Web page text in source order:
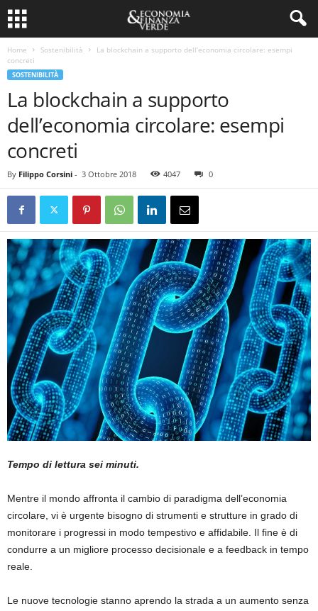
Home Sostenibilità
La blockchain a supporto dell’economia circolare: esempi
concreti
SOSTENIBILITÀ
La blockchain a supporto
dell’economia circolare: esempi
concreti
By Filippo Corsini - 3 Ottobre 2018 4047 0
Tempo di lettura sei minuti.
Mentre il mondo affronta il cambio di paradigma dell’economia
circolare, vi è urgente bisogno di strumenti e strutture in grado di
monitorare i progressi in modo tempestivo e affidabile. Il fine è di
condurre a un migliore processo decisionale e a feedback in tempo
reale.
Le nuove tecnologie stanno aprendo la strada a un aumento senza